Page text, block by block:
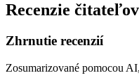
Recenzie čitateľov
Zhrnutie recenzií
Zosumarizované pomocou